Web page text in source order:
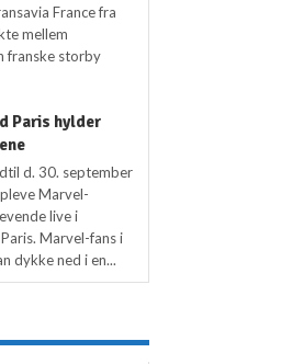
France fra
mellem
franske storby
Paris hylder
d. 30. september
Marvel-
live i
Marvel-fans i
dykke ned i en...